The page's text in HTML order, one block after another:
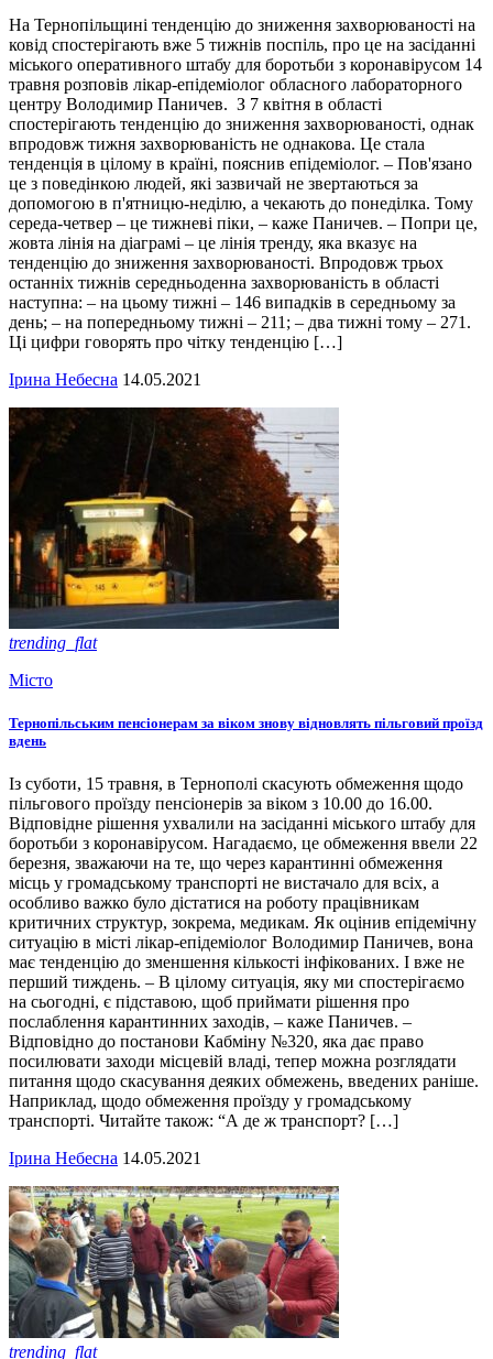
На Тернопільщині тенденцію до зниження захворюваності на
ковід спостерігають вже 5 тижнів поспіль, про це на засіданні
міського оперативного штабу для боротьби з коронавірусом 14
травня розповів лікар-епідеміолог обласного лабораторного
центру Володимир Паничев. З 7 квітня в області
спостерігають тенденцію до зниження захворюваності, однак
впродовж тижня захворюваність не однакова. Це стала
тенденція в цілому в країні, пояснив епідеміолог. – Пов'язано
це з поведінкою людей, які зазвичай не звертаються за
допомогою в п'ятницю-неділю, а чекають до понеділка. Тому
середа-четвер – це тижневі піки, – каже Паничев. – Попри це,
жовта лінія на діаграмі – це лінія тренду, яка вказує на
тенденцію до зниження захворюваності. Впродовж трьох
останніх тижнів середньоденна захворюваність в області
наступна: – на цьому тижні – 146 випадків в середньому за
день; – на попередньому тижні – 211; – два тижні тому – 271.
Ці цифри говорять про чітку тенденцію […]
Ірина Небесна 14.05.2021
trending_flat
Місто
Тернопільським пенсіонерам за віком знову відновлять пільговий проїзд
вдень
Із суботи, 15 травня, в Тернополі скасують обмеження щодо
пільгового проїзду пенсіонерів за віком з 10.00 до 16.00.
Відповідне рішення ухвалили на засіданні міського штабу для
боротьби з коронавірусом. Нагадаємо, це обмеження ввели 22
березня, зважаючи на те, що через карантинні обмеження
місць у громадському транспорті не вистачало для всіх, а
особливо важко було дістатися на роботу працівникам
критичних структур, зокрема, медикам. Як оцінив епідемічну
ситуацію в місті лікар-епідеміолог Володимир Паничев, вона
має тенденцію до зменшення кількості інфікованих. І вже не
перший тиждень. – В цілому ситуація, яку ми спостерігаємо
на сьогодні, є підставою, щоб приймати рішення про
послаблення карантинних заходів, – каже Паничев. –
Відповідно до постанови Кабміну №320, яка дає право
посилювати заходи місцевій владі, тепер можна розглядати
питання щодо скасування деяких обмежень, введених раніше.
Наприклад, щодо обмеження проїзду у громадському
транспорті. Читайте також: “А де ж транспорт? […]
Ірина Небесна 14.05.2021
trending_flat